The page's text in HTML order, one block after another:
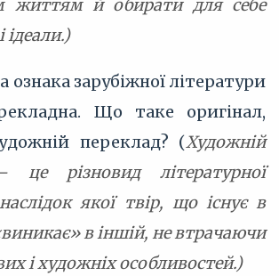
життям й обирати для себе
ідеали.)
ознака зарубіжної літератури
Що таке оригінал,
переклад? (Художній
це різновид літературної
якої твір, що існує в
в іншій, не втрачаючи
і художніх особливостей.)